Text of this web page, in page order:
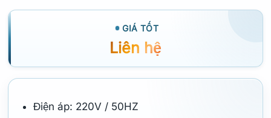
GIÁ TỐT
Liên hệ
Điện áp: 220V / 50HZ